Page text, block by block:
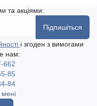
та акціями:
Підпишіться
і згоден з вимогами
нам:
662
85
84
мені